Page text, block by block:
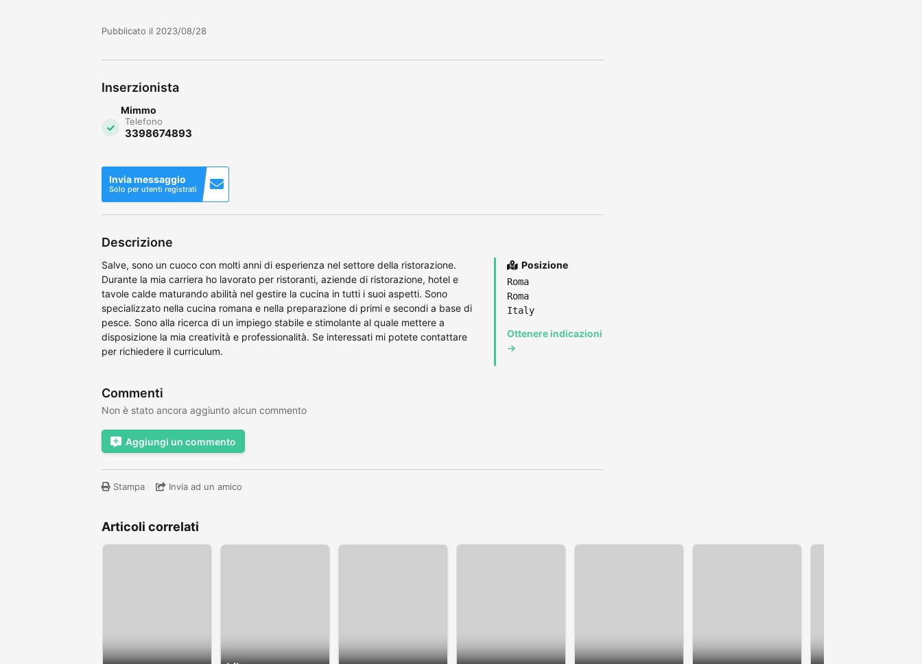
Pubblicato il 2023/08/28
Inserzionista
Mimmo
Telefono
3398674893
Invia messaggio
Solo per utenti registrati
Descrizione
Salve, sono un cuoco con molti anni di esperienza nel settore della ristorazione.
Durante la mia carriera ho lavorato per ristoranti, aziende di ristorazione, hotel e
tavole calde maturando abilità nel gestire la cucina in tutti i suoi aspetti. Sono
specializzato nella cucina romana e nella preparazione di primi e secondi a base di
pesce. Sono alla ricerca di un impiego stabile e stimolante al quale mettere a
disposizione la mia creatività e professionalità. Se interessati mi potete contattare
per richiedere il curriculum.
Posizione
Roma
Roma
Italy
Ottenere indicazioni
→
Commenti
Non è stato ancora aggiunto alcun commento
Aggiungi un commento
Stampa Invia ad un amico
Articoli correlati